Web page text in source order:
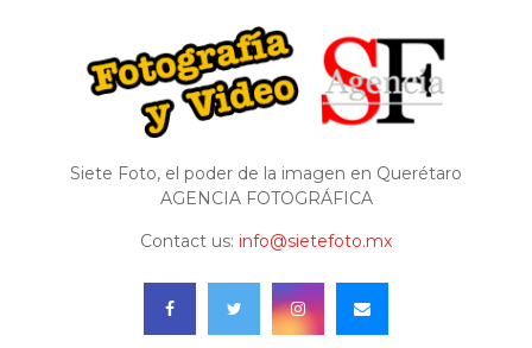
Siete Foto, el poder de la imagen en Querétaro
AGENCIA FOTOGRÁFICA
Contact us: info@sietefoto.mx